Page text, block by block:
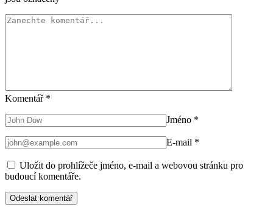
Komentář *
Jméno *
E-mail *
Uložit do prohlížeče jméno, e-mail a webovou stránku pro
budoucí komentáře.